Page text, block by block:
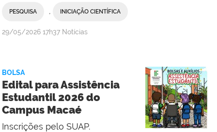
PESQUISA , INICIAÇÃO CIENTÍFICA
por
publicado
29/05/2026 17h37 Notícias
BOLSA
Edital para Assistência
Estudantil 2026 do
Campus Macaé
Inscrições pelo SUAP.